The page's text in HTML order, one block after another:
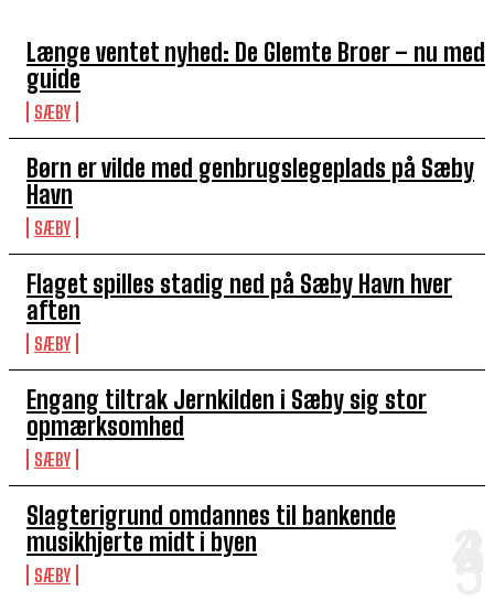
Længe ventet nyhed: De Glemte Broer – nu med
guide
SÆBY
Børn er vilde med genbrugslegeplads på Sæby
Havn
SÆBY
Flaget spilles stadig ned på Sæby Havn hver
aften
SÆBY
Engang tiltrak Jernkilden i Sæby sig stor
opmærksomhed
SÆBY
Slagterigrund omdannes til bankende
musikhjerte midt i byen
SÆBY